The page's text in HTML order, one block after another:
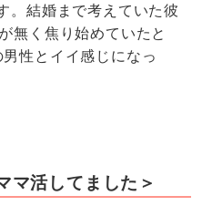
。結婚まで考えていた彼
無く焦り始めていたと
性とイイ感じになっ
マ活してました＞